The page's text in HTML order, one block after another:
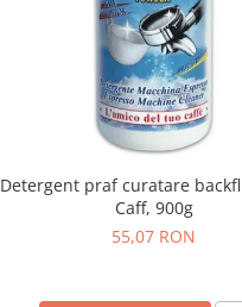
Detergent praf curatare
Caff, 900g
55,07 RON